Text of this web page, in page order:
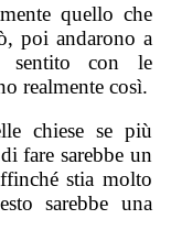
quello che
poi andarono a
sentito con le
realmente così.
chiese se più
fare sarebbe un
stia molto
sarebbe una